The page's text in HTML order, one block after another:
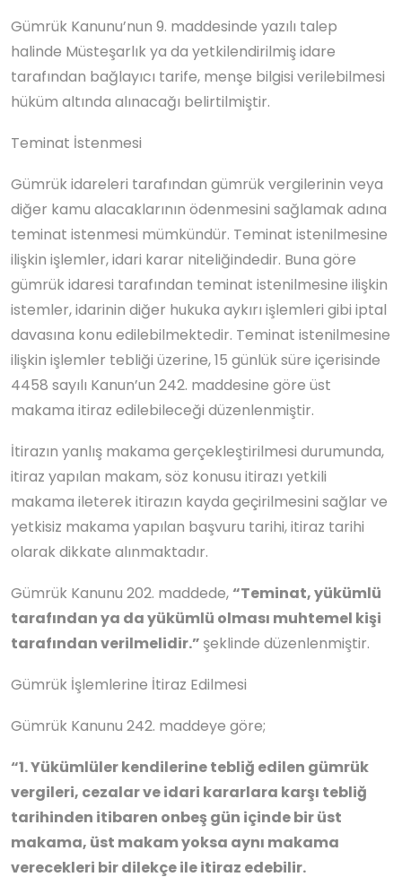
Gümrük Kanunu’nun 9. maddesinde yazılı talep
halinde Müsteşarlık ya da yetkilendirilmiş idare
tarafından bağlayıcı tarife, menşe bilgisi verilebilmesi
hüküm altında alınacağı belirtilmiştir.
Teminat İstenmesi
Gümrük idareleri tarafından gümrük vergilerinin veya
diğer kamu alacaklarının ödenmesini sağlamak adına
teminat istenmesi mümkündür. Teminat istenilmesine
ilişkin işlemler, idari karar niteliğindedir. Buna göre
gümrük idaresi tarafından teminat istenilmesine ilişkin
istemler, idarinin diğer hukuka aykırı işlemleri gibi iptal
davasına konu edilebilmektedir. Teminat istenilmesine
ilişkin işlemler tebliği üzerine, 15 günlük süre içerisinde
4458 sayılı Kanun’un 242. maddesine göre üst
makama itiraz edilebileceği düzenlenmiştir.
İtirazın yanlış makama gerçekleştirilmesi durumunda,
itiraz yapılan makam, söz konusu itirazı yetkili
makama ileterek itirazın kayda geçirilmesini sağlar ve
yetkisiz makama yapılan başvuru tarihi, itiraz tarihi
olarak dikkate alınmaktadır.
Gümrük Kanunu 202. maddede, “Teminat, yükümlü
tarafından ya da yükümlü olması muhtemel kişi
tarafından verilmelidir.” şeklinde düzenlenmiştir.
Gümrük İşlemlerine İtiraz Edilmesi
Gümrük Kanunu 242. maddeye göre;
“1. Yükümlüler kendilerine tebliğ edilen gümrük
vergileri, cezalar ve idari kararlara karşı tebliğ
tarihinden itibaren onbeş gün içinde bir üst
makama, üst makam yoksa aynı makama
verecekleri bir dilekçe ile itiraz edebilir.